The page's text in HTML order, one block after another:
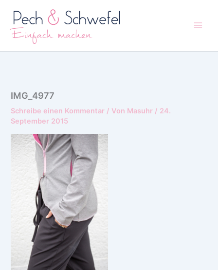
Inhalt
springen
IMG_4977
Schreibe einen Kommentar / Von Masuhr / 24.
September 2015